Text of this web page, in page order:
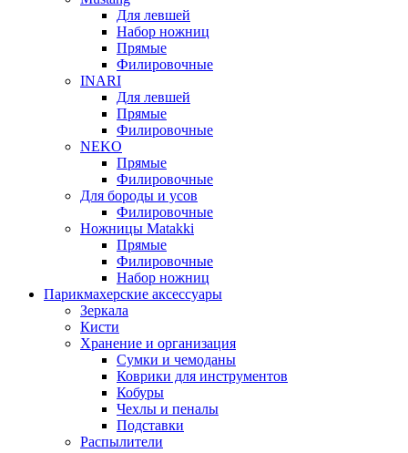
Для левшей
Набор ножниц
Прямые
Филировочные
INARI
Для левшей
Прямые
Филировочные
NEKO
Прямые
Филировочные
Для бороды и усов
Филировочные
Ножницы Matakki
Прямые
Филировочные
Набор ножниц
Парикмахерские аксессуары
Зеркала
Кисти
Хранение и организация
Сумки и чемоданы
Коврики для инструментов
Кобуры
Чехлы и пеналы
Подставки
Распылители